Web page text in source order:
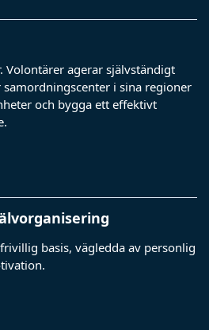
Volontärer agerar självständigt
i sina regioner
och bygga ett effektivt
basis, vägledda av personlig